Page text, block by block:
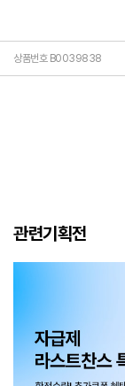
상품번호 B0039838
관련기획전